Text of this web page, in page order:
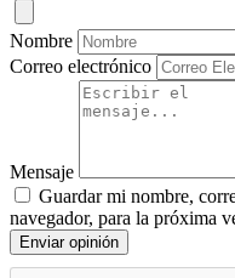
Nombre
Correo electrónico
Mensaje
Guardar mi nombre,
navegador, para la próxima
Enviar opinión